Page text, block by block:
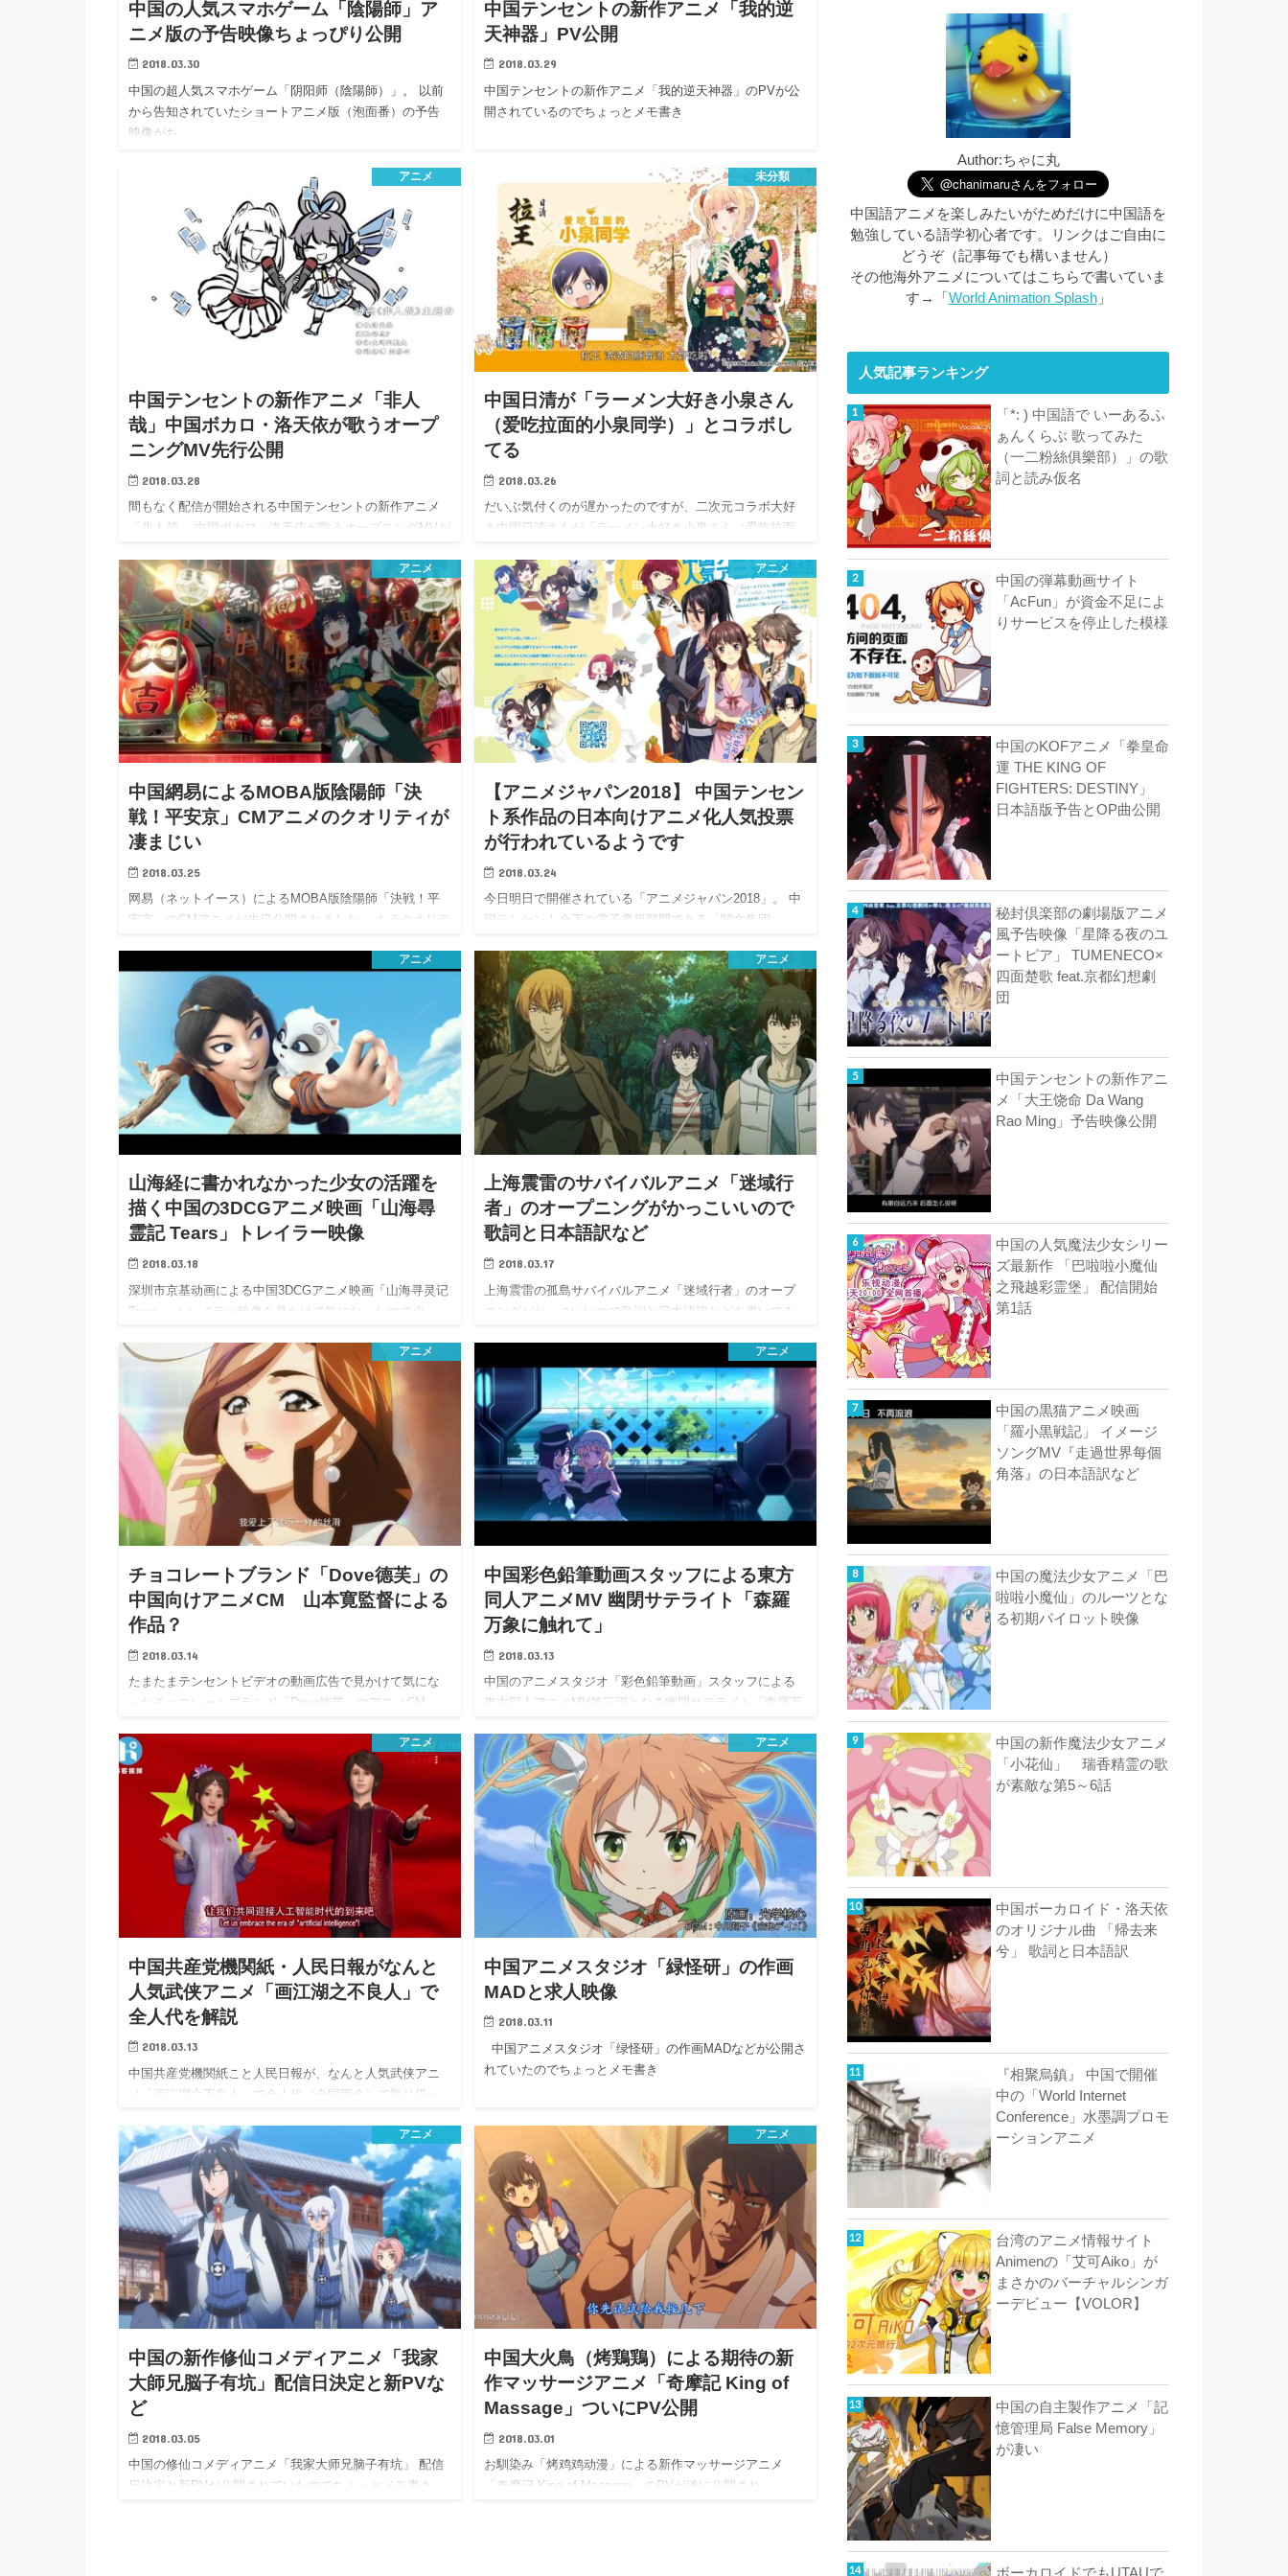
中国の人気スマホゲーム「陰陽師」ア
ニメ版の予告映像ちょっぴり公開
2018.03.30
中国の超人気スマホゲーム「阴阳师（陰陽師）」。 以前
から告知されていたショートアニメ版（泡面番）の予告
映像がち…
中国テンセントの新作アニメ「我的逆
天神器」PV公開
2018.03.29
中国テンセントの新作アニメ「我的逆天神器」のPVが公
開されているのでちょっとメモ書き
アニメ
中国テンセントの新作アニメ「非人
哉」中国ボカロ・洛天依が歌うオープ
ニングMV先行公開
2018.03.28
間もなく配信が開始される中国テンセントの新作アニメ
「非人哉」 中国ボカロ・洛天依が歌うオープニングMVが
未分類
中国日清が「ラーメン大好き小泉さん
（爱吃拉面的小泉同学）」とコラボし
てる
2018.03.26
だいぶ気付くのが遅かったのですが、二次元コラボ大好
き中国日清さんが「ラーメン大好き小泉さん（爱吃拉面
アニメ
中国網易によるMOBA版陰陽師「決
戦！平安京」CMアニメのクオリティが
凄まじい
2018.03.25
网易（ネットイース）によるMOBA版陰陽師「決戦！平
安京」のCMアニメが先日公開されました。 もうクオリテ
アニメ
【アニメジャパン2018】 中国テンセン
ト系作品の日本向けアニメ化人気投票
が行われているようです
2018.03.24
今日明日で開催されている「アニメジャパン2018」。 中
国テンセント傘下の電子書籍部門である「閲文集団
アニメ
山海経に書かれなかった少女の活躍を
描く中国の3DCGアニメ映画「山海尋
霊記 Tears」トレイラー映像
2018.03.18
深圳市京基动画による中国3DCGアニメ映画「山海寻灵记
Tears」 トレイラー映像を見かけて気になったので少…
アニメ
上海震雷のサバイバルアニメ「迷域行
者」のオープニングがかっこいいので
歌詞と日本語訳など
2018.03.17
上海震雷の孤島サバイバルアニメ「迷域行者」のオープ
ニングがかっこいいので歌詞と日本語訳などを書いてみ
アニメ
チョコレートブランド「Dove德芙」の
中国向けアニメCM 山本寛監督による
作品？
2018.03.14
たまたまテンセントビデオの動画広告で見かけて気にな
ったチョコレートブランド「Dove德芙」のアニメCM。
アニメ
中国彩色鉛筆動画スタッフによる東方
同人アニメMV 幽閉サテライト「森羅
万象に触れて」
2018.03.13
中国のアニメスタジオ「彩色鉛筆動画」スタッフによる
東方同人アニメMV第三弾となる幽閉サテライト「森羅万
アニメ
中国共産党機関紙・人民日報がなんと
人気武侠アニメ「画江湖之不良人」で
全人代を解説
2018.03.13
中国共産党機関紙こと人民日報が、なんと人気武侠アニ
メ「画江湖之不良人」で全人代（全国両会）で取り扱っ
アニメ
中国アニメスタジオ「緑怪研」の作画
MADと求人映像
2018.03.11
中国アニメスタジオ「绿怪研」の作画MADなどが公開さ
れていたのでちょっとメモ書き
アニメ
中国の新作修仙コメディアニメ「我家
大師兄脳子有坑」配信日決定と新PVな
ど
2018.03.05
中国の修仙コメディアニメ「我家大师兄脑子有坑」 配信
日決定と新PVが公開されていたのでちょっとメモ書き
アニメ
中国大火鳥（烤鶏鶏）による期待の新
作マッサージアニメ「奇摩記 King of
Massage」ついにPV公開
2018.03.01
お馴染み「烤鸡鸡动漫」による新作マッサージアニメ
「奇摩记 King of Massage」のPVが遂に公開され…
Author:ちゃに丸
中国語アニメを楽しみたいがためだけに中国語を
勉強している語学初心者です。リンクはご自由に
どうぞ（記事毎でも構いません）
その他海外アニメについてはこちらで書いていま
す→「 World Animation Splash」
人気記事ランキング
「*: ) 中国語で いーあるふ
ぁんくらぶ 歌ってみた
（一二粉絲俱樂部）」の歌
詞と読み仮名
中国の弾幕動画サイト
「AcFun」が資金不足によ
りサービスを停止した模様
中国のKOFアニメ「拳皇命
運 THE KING OF
FIGHTERS: DESTINY」
日本語版予告とOP曲公開
秘封倶楽部の劇場版アニメ
風予告映像「星降る夜のユ
ートピア」 TUMENECO×
四面楚歌 feat.京都幻想劇
団
中国テンセントの新作アニ
メ「大王饶命 Da Wang
Rao Ming」予告映像公開
中国の人気魔法少女シリー
ズ最新作 「巴啦啦小魔仙
之飛越彩霊堡」 配信開始
第1話
中国の黒猫アニメ映画
「羅小黒戦記」 イメージ
ソングMV『走過世界每個
角落』の日本語訳など
中国の魔法少女アニメ「巴
啦啦小魔仙」のルーツとな
る初期パイロット映像
中国の新作魔法少女アニメ
「小花仙」 瑞香精霊の歌
が素敵な第5～6話
中国ボーカロイド・洛天依
のオリジナル曲 「帰去来
兮」 歌詞と日本語訳
『相聚烏鎮』 中国で開催
中の「World Internet
Conference」水墨調プロモ
ーションアニメ
台湾のアニメ情報サイト
Animenの「艾可Aiko」が
まさかのバーチャルシンガ
ーデビュー【VOLOR】
中国の自主製作アニメ「記
憶管理局 False Memory」
が凄い
ボーカロイドでもUTAUで